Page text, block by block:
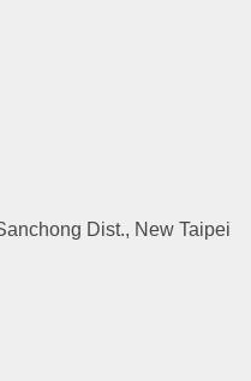
Dist., New Taipei